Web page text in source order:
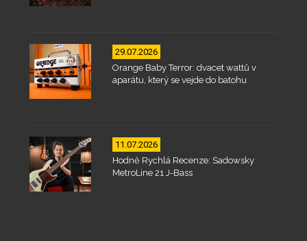
29.07.2026
Orange Baby Terror: dvacet wattů v
aparátu, který se vejde do batohu
11.07.2026
Hodně Rychlá Recenze: Sadowsky
MetroLine 21 J-Bass